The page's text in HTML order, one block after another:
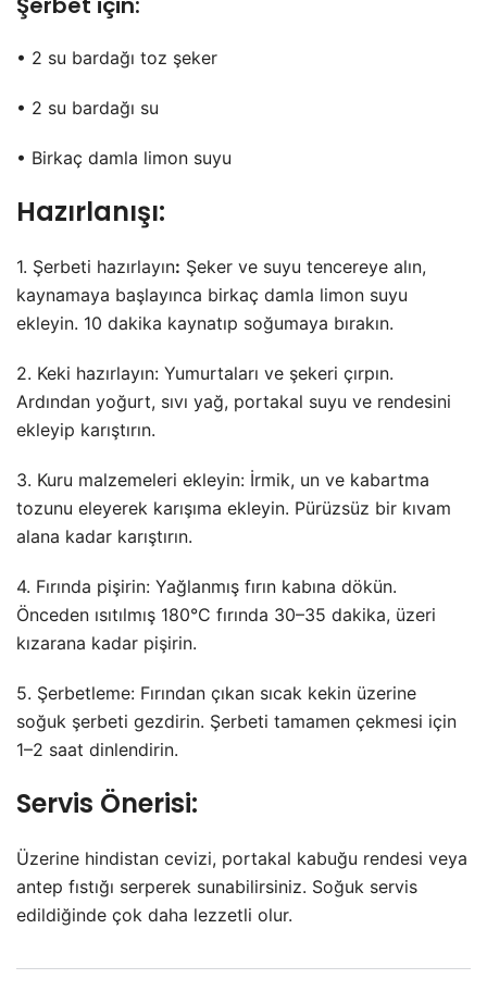
• 2 su bardağı toz şeker
• 2 su bardağı su
• Birkaç damla limon suyu
Hazırlanışı:
1. Şerbeti hazırlayın: Şeker ve suyu tencereye alın,
kaynamaya başlayınca birkaç damla limon suyu
ekleyin. 10 dakika kaynatıp soğumaya bırakın.
2. Keki hazırlayın: Yumurtaları ve şekeri çırpın.
Ardından yoğurt, sıvı yağ, portakal suyu ve rendesini
ekleyip karıştırın.
3. Kuru malzemeleri ekleyin: İrmik, un ve kabartma
tozunu eleyerek karışıma ekleyin. Pürüzsüz bir kıvam
alana kadar karıştırın.
4. Fırında pişirin: Yağlanmış fırın kabına dökün.
Önceden ısıtılmış 180°C fırında 30–35 dakika, üzeri
kızarana kadar pişirin.
5. Şerbetleme: Fırından çıkan sıcak kekin üzerine
soğuk şerbeti gezdirin. Şerbeti tamamen çekmesi için
1–2 saat dinlendirin.
Servis Önerisi:
Üzerine hindistan cevizi, portakal kabuğu rendesi veya
antep fıstığı serperek sunabilirsiniz. Soğuk servis
edildiğinde çok daha lezzetli olur.